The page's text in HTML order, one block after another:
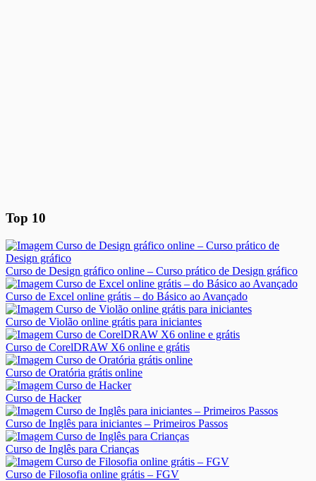
Top 10
Curso de Design gráfico online – Curso prático de Design gráfico
Curso de Excel online grátis – do Básico ao Avançado
Curso de Violão online grátis para iniciantes
Curso de CorelDRAW X6 online e grátis
Curso de Oratória grátis online
Curso de Hacker
Curso de Inglês para iniciantes – Primeiros Passos
Curso de Inglês para Crianças
Curso de Filosofia online grátis – FGV